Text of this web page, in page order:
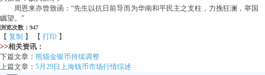
周恩来亦曾致函：“先生以抗日前导而为华南和平民主之支柱，力挽狂澜，举国
瞩望。”
浏览次数：947
【 复制 】 【 打印 】
>>相关资讯：
下篇文章： 熊猫金银币持续调整
上篇文章： 5月29日上海钱币市场行情综述